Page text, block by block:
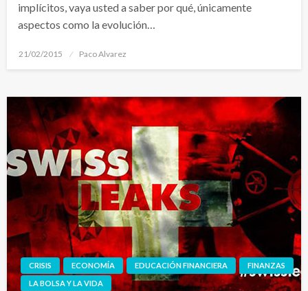
implícitos, vaya usted a saber por qué, únicamente
aspectos como la evolución…
Publicado
21/02/2015 Paco Alvarez
CRISIS ECONOMÍA EDUCACIÓN FINANCIERA
FINANZAS
LA BOLSA Y LA VIDA